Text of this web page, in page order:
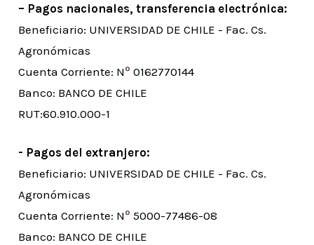
– Pagos nacionales, transferencia electrónica:
Beneficiario: UNIVERSIDAD DE CHILE - Fac. Cs.
Agronómicas
Cuenta Corriente: N º 0162770144
Banco: BANCO DE CHILE
RUT:60.910.000-1
- Pagos del extranjero:
Beneficiario: UNIVERSIDAD DE CHILE - Fac. Cs.
Agronómicas
Cuenta Corriente: N º 5000-77486-08
Banco: BANCO DE CHILE